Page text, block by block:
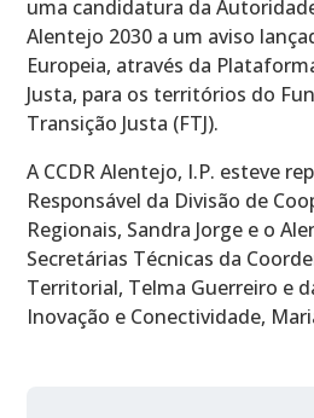
uma candidatura da
Alentejo 2030 a um aviso
Europeia, através da
Justa, para os territórios do
Transição Justa (FTJ).
A CCDR Alentejo, I.P. esteve
Responsável da Divisão de
Regionais, Sandra Jorge e o
Secretárias Técnicas da
Territorial, Telma Guerreiro e
Inovação e Conectividade,